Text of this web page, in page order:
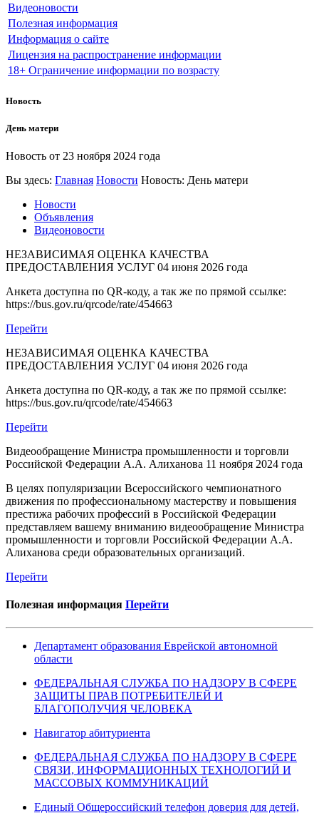
Видеоновости
Полезная информация
Информация о сайте
Лицензия на распространение информации
18+ Ограничение информации по возрасту
Новость
День матери
Новость от 23 ноября 2024 года
Вы здесь: Главная Новости Новость: День матери
Новости
Объявления
Видеоновости
НЕЗАВИСИМАЯ ОЦЕНКА КАЧЕСТВА
ПРЕДОСТАВЛЕНИЯ УСЛУГ 04 июня 2026 года
Анкета доступна по QR-коду, а так же по прямой ссылке:
https://bus.gov.ru/qrcode/rate/454663
Перейти
НЕЗАВИСИМАЯ ОЦЕНКА КАЧЕСТВА
ПРЕДОСТАВЛЕНИЯ УСЛУГ 04 июня 2026 года
Анкета доступна по QR-коду, а так же по прямой ссылке:
https://bus.gov.ru/qrcode/rate/454663
Перейти
Видеообращение Министра промышленности и торговли
Российской Федерации А.А. Алиханова 11 ноября 2024 года
В целях популяризации Всероссийского чемпионатного
движения по профессиональному мастерству и повышения
престижа рабочих профессий в Российской Федерации
представляем вашему вниманию видеообращение Министра
промышленности и торговли Российской Федерации А.А.
Алиханова среди образовательных организаций.
Перейти
Полезная информация Перейти
Департамент образования Еврейской автономной
области
ФЕДЕРАЛЬНАЯ СЛУЖБА ПО НАДЗОРУ В СФЕРЕ
ЗАЩИТЫ ПРАВ ПОТРЕБИТЕЛЕЙ И
БЛАГОПОЛУЧИЯ ЧЕЛОВЕКА
Навигатор абитуриента
ФЕДЕРАЛЬНАЯ СЛУЖБА ПО НАДЗОРУ В СФЕРЕ
СВЯЗИ, ИНФОРМАЦИОННЫХ ТЕХНОЛОГИЙ И
МАССОВЫХ КОММУНИКАЦИЙ
Единый Общероссийский телефон доверия для детей,